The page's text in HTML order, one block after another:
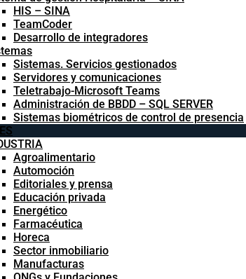
HIS – SINA
TeamCoder
Desarrollo de integradores
Sistemas. Servicios gestionados
Servidores y comunicaciones
Teletrabajo-Microsoft Teams
Administración de BBDD – SQL SERVER
Sistemas biométricos de control de presencia
Agroalimentario
Automoción
Editoriales y prensa
Educación privada
Energético
Farmacéutica
Horeca
Sector inmobiliario
Manufacturas